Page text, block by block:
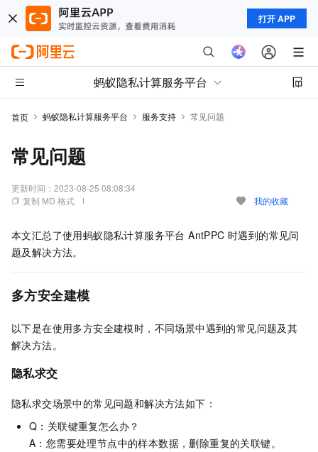
打开 APP
蚂蚁隐私计算服务平台
首页 蚂蚁隐私计算服务平台 服务支持 常见问题
常见问题
更新时间： 2023-08-25 08:08:34
复制 MD 格式
我的收藏
本文汇总了使用蚂蚁隐私计算服务平台 AntPPC 时遇到的常见问
题及解决方法。
多方安全建模
以下是在使用多方安全建模时，不同场景中遇到的常见问题及其
解决方法。
隐私求交
隐私求交场景中的常见问题和解决方法如下：
Q：关联键重复怎么办？
A：您需要处理节点中的样本数据，删除重复的关联键。